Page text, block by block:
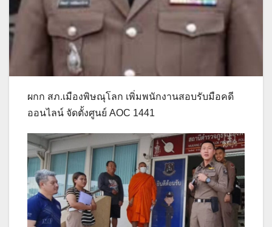
ผกก สภ.เมืองพิษณุโลก เพิ่มพนักงานสอบรับมือคดี
ออนไลน์ จัดตั้งศูนย์ AOC 1441